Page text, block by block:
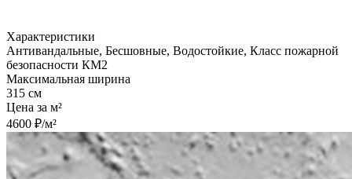
Характеристики
Антивандальные, Бесшовные, Водостойкие, Класс пожарной
безопасности КМ2
Максимальная ширина
315 см
Цена за м²
4600 ₽/м²